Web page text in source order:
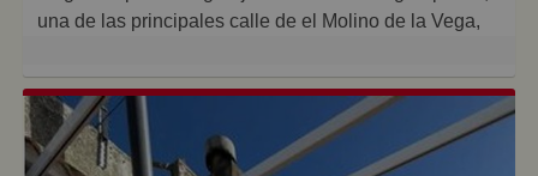
una de las principales calle de el Molino de la Vega,
Puerta automática.
No deje pasar esta oportunidad y venga a visitarlo sin
compromiso alguno! .
En el precio de la venta no se encuentran incluidos